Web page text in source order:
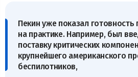
Пекин уже показал готовность
на практике. Например, был
поставку критических
крупнейшего американского
беспилотников,